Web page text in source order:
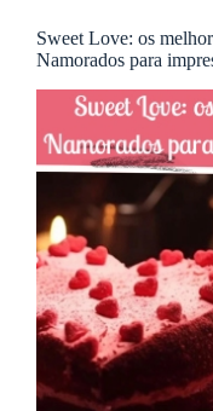
Sweet Love: os
Namorados para